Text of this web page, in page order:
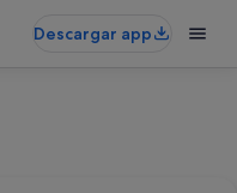
Descargar app